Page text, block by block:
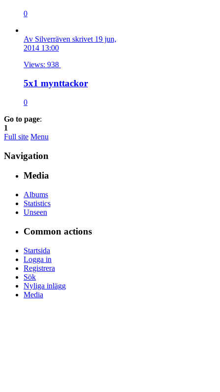
0
Av Silverräven skrivet 19 jun,
2014 13:00
Views: 938
5x1 mynttackor
0
Go to page:
1
Full site Menu
Navigation
Media
Albums
Statistics
Unseen
Common actions
Startsida
Logga in
Registrera
Sök
Nyliga inlägg
Media